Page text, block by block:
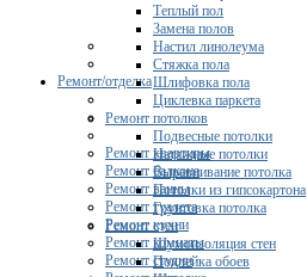
Ремонт/отделка
Ремонт квартиры
Ремонт балкона
Ремонт ванны
Ремонт туалета
Ремонт кухни
Ремонт комнаты
Ремонт студии
Теплый пол
Замена полов
Настил линолеума
Стяжка пола
Шлифовка пола
Циклевка паркета
Ремонт потолков
Подвесные потолки
Натяжные потолки
Выравнивание потолка
Потолки из гипсокартона
Грунтовка потолка
Ремонт стен
Шумоизоляция стен
Поклейка обоев